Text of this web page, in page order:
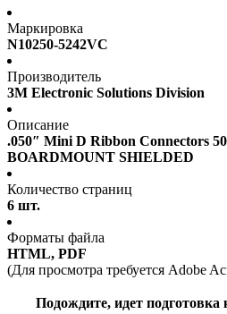
Маркировка
N10250-5242VC
Производитель
3M Electronic Solutions Division
Описание
.050″ Mini D Ribbon Connectors
BOARDMOUNT SHIELDED
Количество страниц
6 шт.
Форматы файла
HTML, PDF
(Для просмотра требуется Adobe
Подождите, идет подготовка